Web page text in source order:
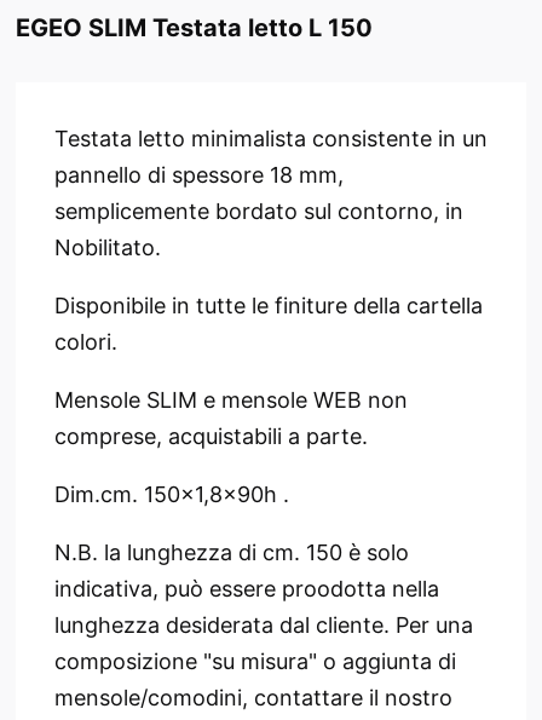
EGEO SLIM Testata letto L 150
Testata letto minimalista consistente in un
pannello di spessore 18 mm,
semplicemente bordato sul contorno, in
Nobilitato.
Disponibile in tutte le finiture della cartella
colori.
Mensole SLIM e mensole WEB non
comprese, acquistabili a parte.
Dim.cm. 150x1,8x90h .
N.B. la lunghezza di cm. 150 è solo
indicativa, può essere proodotta nella
lunghezza desiderata dal cliente. Per una
composizione "su misura" o aggiunta di
mensole/comodini, contattare il nostro